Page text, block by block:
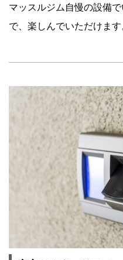
マッスルジム自慢の設備
で、楽しんでいただけます